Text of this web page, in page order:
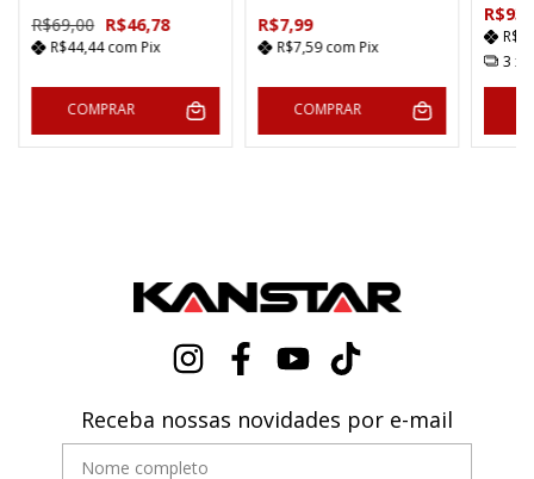
R$69,00 R$46,78
R$44,44com Pix
COMPRAR
R$7,99
R$7,59com Pix
COMPRAR
3 x
Receba nossas novidades por e-mail